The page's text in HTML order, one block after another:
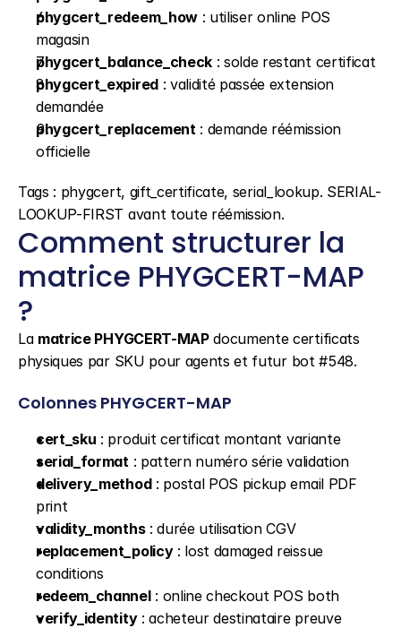
phygcert_redeem_how : utiliser online POS
magasin
phygcert_balance_check : solde restant certificat
phygcert_expired : validité passée extension
demandée
phygcert_replacement : demande réémission
officielle
Tags : phygcert, gift_certificate, serial_lookup. SERIAL-
LOOKUP-FIRST avant toute réémission.
Comment structurer la
matrice PHYGCERT-MAP
?
La matrice PHYGCERT-MAP documente certificats
physiques par SKU pour agents et futur bot #548.
Colonnes PHYGCERT-MAP
cert_sku : produit certificat montant variante
serial_format : pattern numéro série validation
delivery_method : postal POS pickup email PDF
print
validity_months : durée utilisation CGV
replacement_policy : lost damaged reissue
conditions
redeem_channel : online checkout POS both
verify_identity : acheteur destinataire preuve